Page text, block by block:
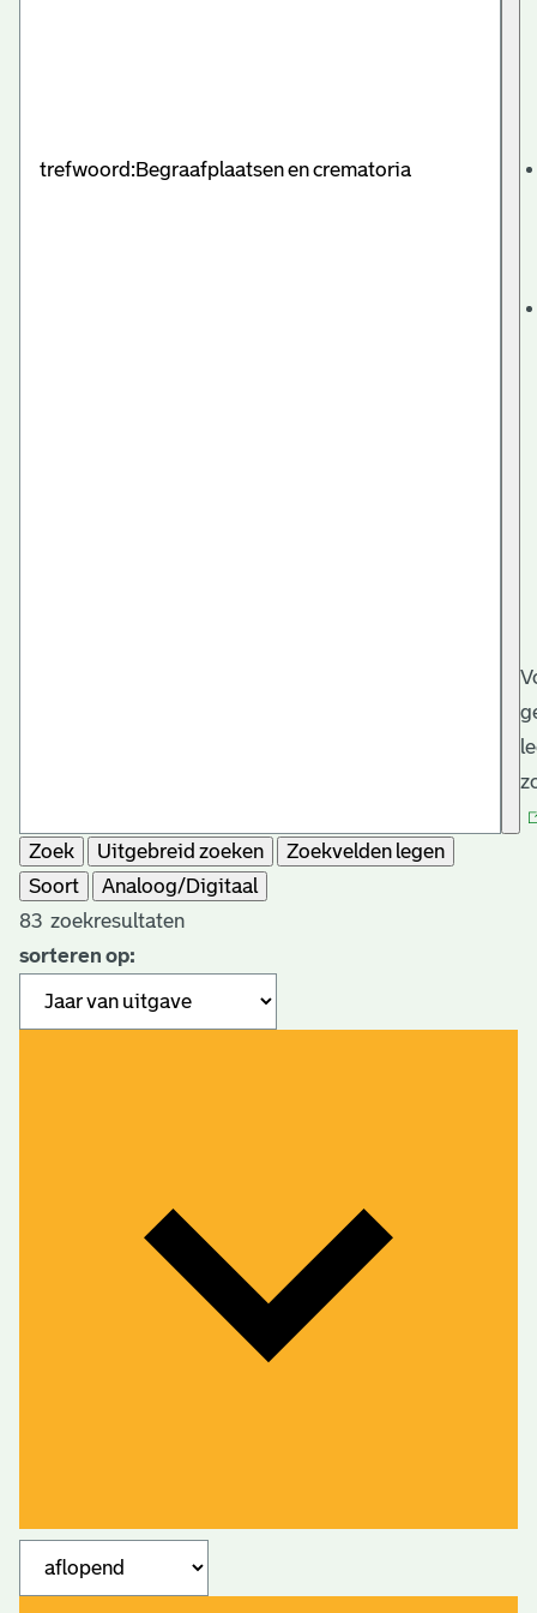
Zoek Uitgebreid zoeken
Zoekvelden legen
Soort
Analoog/Digitaal
83 zoekresultaten
sorteren op: